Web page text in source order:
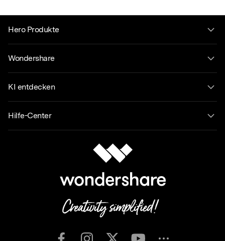
Hero Produkte
Wondershare
KI entdecken
Hilfe-Center